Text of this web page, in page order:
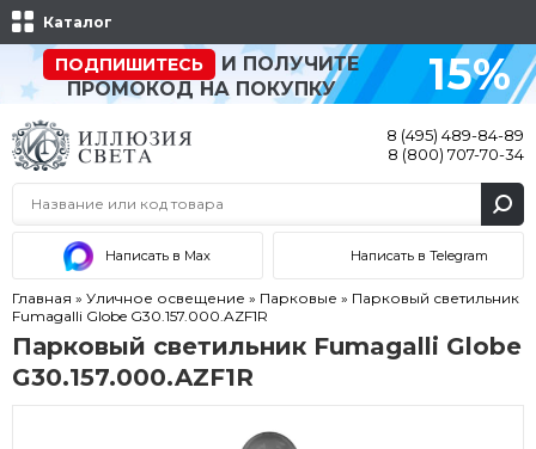
Каталог
ПОДПИШИТЕСЬ
И ПОЛУЧИТЕ
ПРОМОКОД НА ПОКУПКУ
15%
8 (495) 489-84-89
8 (800) 707-70-34
Написать в Max Написать в Telegram
Главная » Уличное освещение » Парковые » Парковый светильник
Fumagalli Globe G30.157.000.AZF1R
Парковый светильник Fumagalli Globe
G30.157.000.AZF1R